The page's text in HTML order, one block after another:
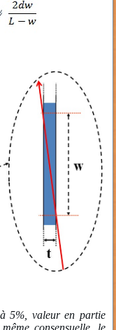
5%, valeur en partie
consensuelle, le